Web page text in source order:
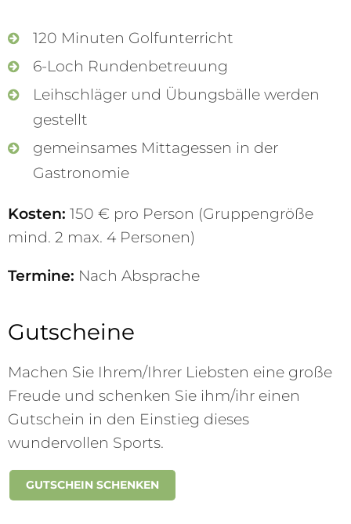
120 Minuten Golfunterricht
6-Loch Rundenbetreuung
Leihschläger und Übungsbälle werden
gestellt
gemeinsames Mittagessen in der
Gastronomie
Kosten: 150 € pro Person (Gruppengröße
mind. 2 max. 4 Personen)
Termine: Nach Absprache
Gutscheine
Machen Sie Ihrem/Ihrer Liebsten eine große
Freude und schenken Sie ihm/ihr einen
Gutschein in den Einstieg dieses
wundervollen Sports.
GUTSCHEIN SCHENKEN